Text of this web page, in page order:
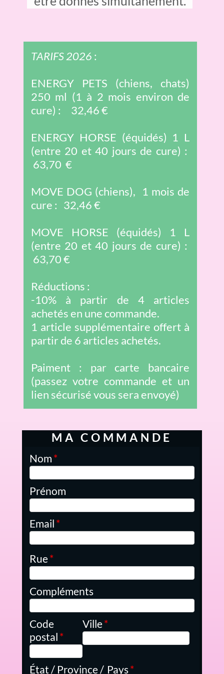
TARIFS 2026 :
ENERGY PETS (chiens, chats)
250 ml (1 à 2 mois environ de
cure) : 32,46 €
ENERGY HORSE (équidés) 1 L
(entre 20 et 40 jours de cure) :
63,70 €
MOVE DOG (chiens), 1 mois de
cure : 32,46 €
MOVE HORSE (équidés) 1 L
(entre 20 et 40 jours de cure) :
63,70 €
Réductions :
-10% à partir de 4 articles
achetés en une commande.
1 article supplémentaire offert à
partir de 6 articles achetés.
Paiment : par carte bancaire
(passez votre commande et un
lien sécurisé vous sera envoyé)
MA COMMANDE
Nom *
Prénom
Email *
Rue*
Compléments
Code
postal *
Ville*
État / Province / Pays*